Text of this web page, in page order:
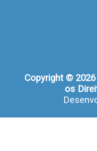
Copyright ©
os